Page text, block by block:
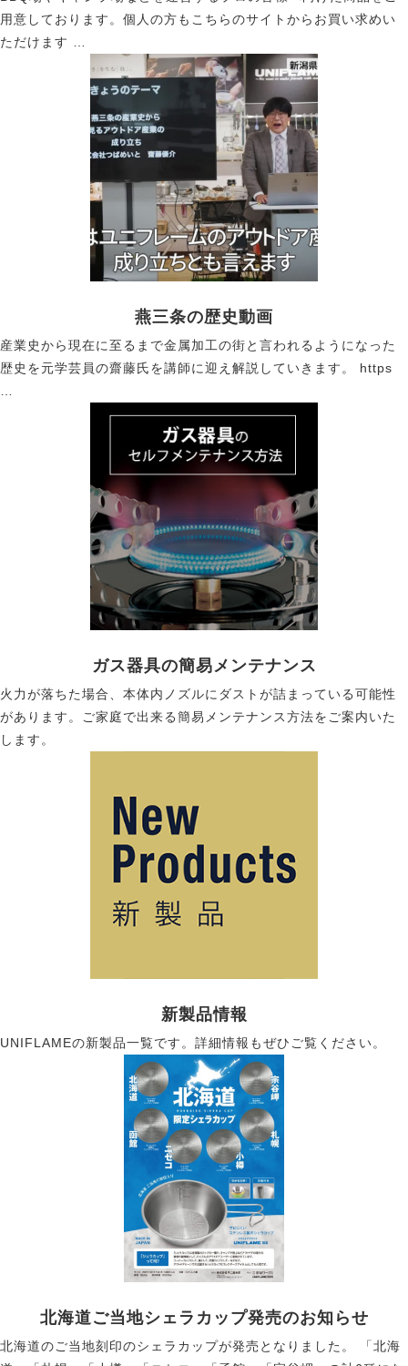
用意しております。個人の方もこちらのサイトからお買い求めい
ただけます …
燕三条の歴史動画
産業史から現在に至るまで金属加工の街と言われるようになった
歴史を元学芸員の齋藤氏を講師に迎え解説していきます。 https
ガス器具の簡易メンテナンス
火力が落ちた場合、本体内ノズルにダストが詰まっている可能性
があります。ご家庭で出来る簡易メンテナンス方法をご案内いた
します。
新製品情報
UNIFLAMEの新製品一覧です。詳細情報もぜひご覧ください。
北海道ご当地シェラカップ発売のお知らせ
北海道のご当地刻印のシェラカップが発売となりました。 「北海